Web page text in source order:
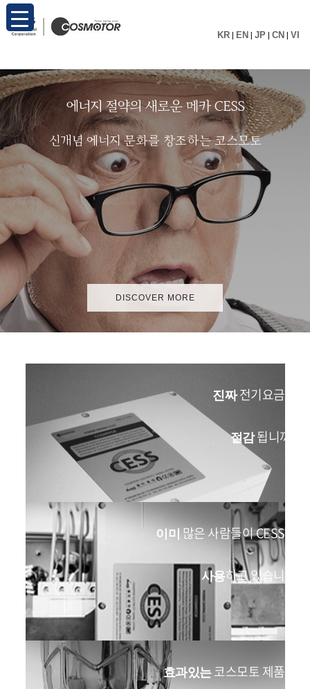
KR | EN | JP | CN | VI
에너지 절약의 새로운 메카 CESS
신개념 에너지 문화를 창조하는 코스모토
DISCOVER MORE
진짜전기요금이
절감됩니까?
이미 많은 사람들이 CESS를
사용하고 있습니다
효과있는코스모토 제품의